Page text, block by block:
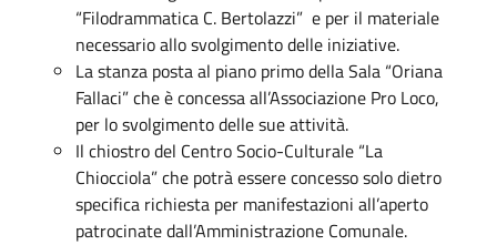
“Filodrammatica C. Bertolazzi” e per il materiale
necessario allo svolgimento delle iniziative.
La stanza posta al piano primo della Sala “Oriana
Fallaci” che è concessa all’Associazione Pro Loco,
per lo svolgimento delle sue attività.
Il chiostro del Centro Socio-Culturale “La
Chiocciola” che potrà essere concesso solo dietro
specifica richiesta per manifestazioni all’aperto
patrocinate dall’Amministrazione Comunale.